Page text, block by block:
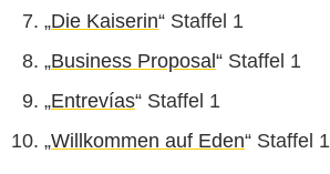
„Die Kaiserin“ Staffel 1
„Business Proposal“ Staffel 1
„Entrevías“ Staffel 1
„Willkommen auf Eden“ Staffel 1